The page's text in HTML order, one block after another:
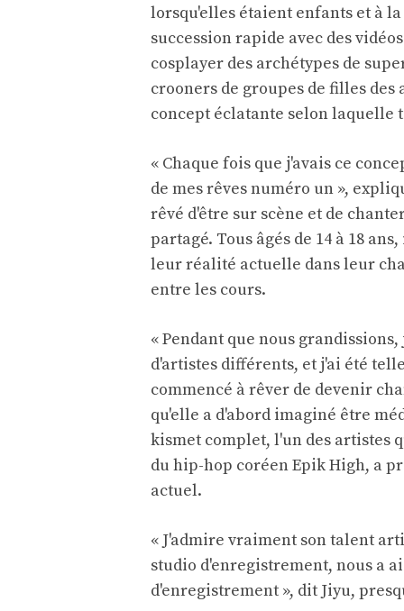
lorsqu'elles étaient enfants et à
succession rapide avec des
cosplayer des archétypes de
crooners de groupes de filles des
concept éclatante selon laquelle
« Chaque fois que j'avais ce
de mes rêves numéro un »,
rêvé d'être sur scène et de
partagé. Tous âgés de 14 à 18
leur réalité actuelle dans leur
entre les cours.
« Pendant que nous
d'artistes différents, et j'ai été
commencé à rêver de devenir
qu'elle a d'abord imaginé être
kismet complet, l'un des artistes
du hip-hop coréen Epik High, a
actuel.
« J'admire vraiment son talent
studio d'enregistrement, nous a
d'enregistrement », dit Jiyu,